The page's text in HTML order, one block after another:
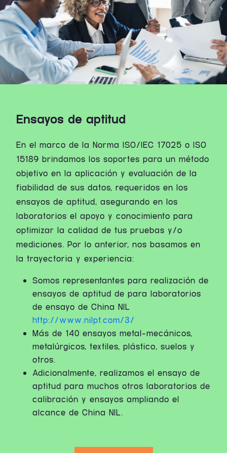
Ensayos de aptitud
En el marco de la Norma ISO/IEC 17025 o ISO
15189 brindamos los soportes para un método
objetivo en la aplicación y evaluación de la
fiabilidad de sus datos, requeridos en los
ensayos de aptitud, asegurando en los
laboratorios el apoyo y conocimiento para
optimizar la calidad de tus pruebas y/o
mediciones. Por lo anterior, nos basamos en
la trayectoria y experiencia:
Somos representantes para realización de
ensayos de aptitud de para laboratorios
de ensayo de China NIL
http://www.nilpt.com/3/
Más de 140 ensayos metal-mecánicos,
metalúrgicos, textiles, plástico, suelos y
otros.
Adicionalmente, realizamos el ensayo de
aptitud para muchos otros laboratorios de
calibración y ensayos ampliando el
alcance de China NIL.